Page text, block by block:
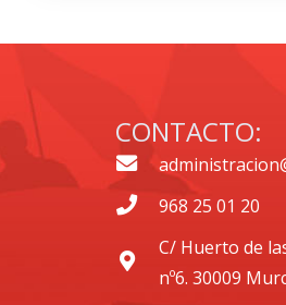
CONTACTO:
968 25 01 20
C/ Huerto de
nº6. 30009